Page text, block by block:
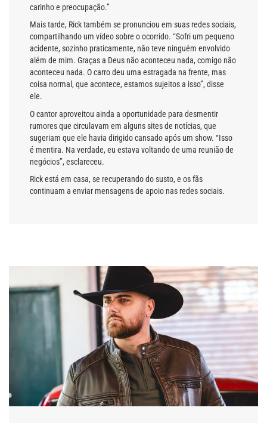
carinho e preocupação.”
Mais tarde, Rick também se pronunciou em suas redes sociais,
compartilhando um vídeo sobre o ocorrido. “Sofri um pequeno
acidente, sozinho praticamente, não teve ninguém envolvido
além de mim. Graças a Deus não aconteceu nada, comigo não
aconteceu nada. O carro deu uma estragada na frente, mas
coisa normal, que acontece, estamos sujeitos a isso”, disse
ele.
O cantor aproveitou ainda a oportunidade para desmentir
rumores que circulavam em alguns sites de notícias, que
sugeriam que ele havia dirigido cansado após um show. “Isso
é mentira. Na verdade, eu estava voltando de uma reunião de
negócios”, esclareceu.
Rick está em casa, se recuperando do susto, e os fãs
continuam a enviar mensagens de apoio nas redes sociais.